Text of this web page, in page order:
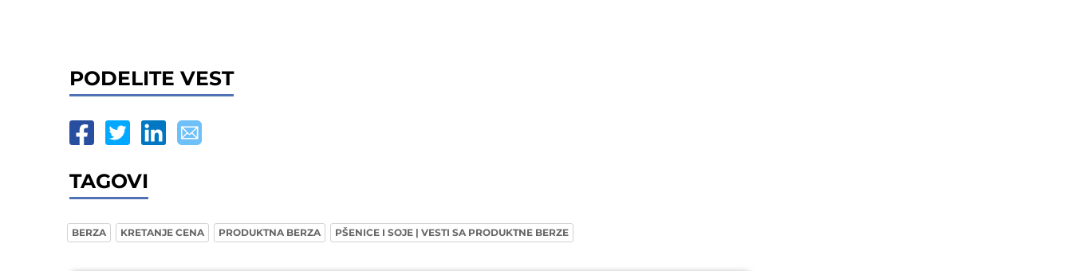
PODELITE VEST
TAGOVI
BERZA KRETANJE CENA PRODUKTNA BERZA PŠENICE I SOJE | VESTI SA PRODUKTNE BERZE